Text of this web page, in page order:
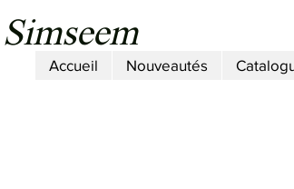
Simseem
Accueil Nouveautés